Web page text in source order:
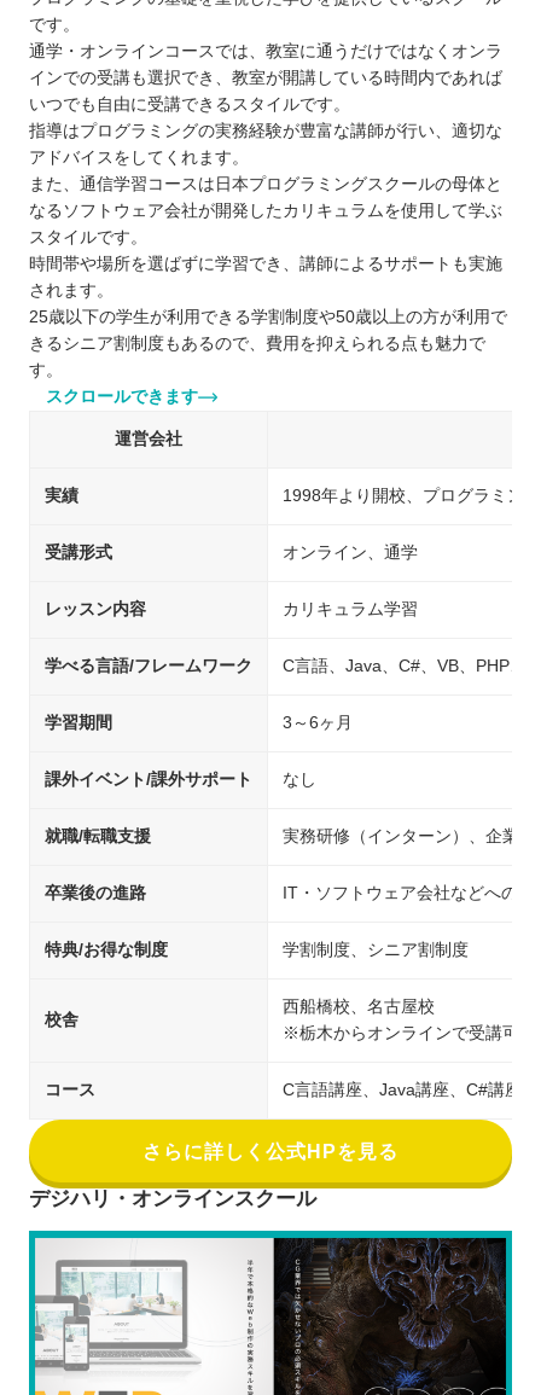
です。
通学・オンラインコースでは、教室に通うだけではなくオンラ
インでの受講も選択でき、教室が開講している時間内であれば
いつでも自由に受講できるスタイルです。
指導はプログラミングの実務経験が豊富な講師が行い、適切な
アドバイスをしてくれます。
また、通信学習コースは日本プログラミングスクールの母体と
なるソフトウェア会社が開発したカリキュラムを使用して学ぶ
スタイルです。
時間帯や場所を選ばずに学習でき、講師によるサポートも実施
されます。
25歳以下の学生が利用できる学割制度や50歳以上の方が利用で
きるシニア割制度もあるので、費用を抑えられる点も魅力で
す。
スクロールできます
運営会社
実績 1998年より開校、プログラミン
受講形式 オンライン、通学
レッスン内容 カリキュラム学習
学べる言語/フレームワーク C言語、Java、C#、VB、PHP、
学習期間 3～6ヶ月
課外イベント/課外サポート なし
就職/転職支援 実務研修（インターン）、企業
卒業後の進路 IT・ソフトウェア会社などへの就
特典/お得な制度 学割制度、シニア割制度
校舎
西船橋校、名古屋校
※栃木からオンラインで受講可能
コース C言語講座、Java講座、C#講座
さらに詳しく公式HPを見る
デジハリ・オンラインスクール